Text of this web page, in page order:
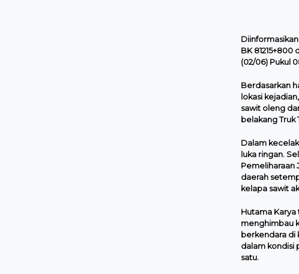
BK
(02/06) Pukul
Berdasarkan
lokasi
sawit oleng
belakang Truk
Dalam
luka ringan.
Pemeliharaan
daerah
kelapa sawit
Hutama
menghimbau
berkendara di
dalam kondisi
satu.